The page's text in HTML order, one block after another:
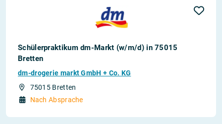
Schülerpraktikum dm-Markt (w/m/d) in 75015
Bretten
dm-drogerie markt GmbH + Co. KG
75015 Bretten
Nach Absprache